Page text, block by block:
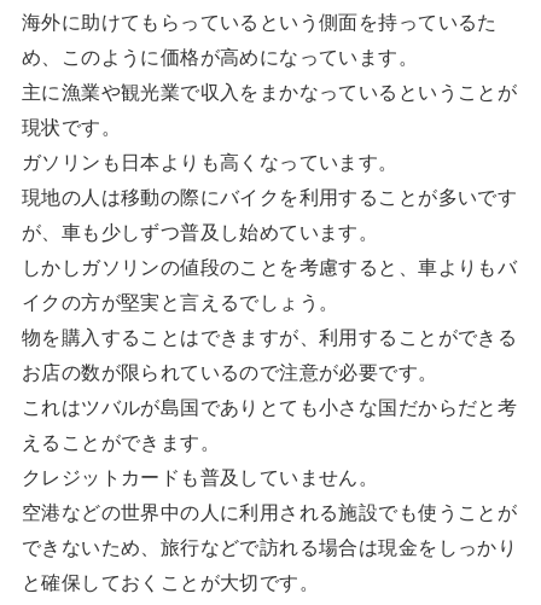
海外に助けてもらっているという側面を持っているた
め、このように価格が高めになっています。
主に漁業や観光業で収入をまかなっているということが
現状です。
ガソリンも日本よりも高くなっています。
現地の人は移動の際にバイクを利用することが多いです
が、車も少しずつ普及し始めています。
しかしガソリンの値段のことを考慮すると、車よりもバ
イクの方が堅実と言えるでしょう。
物を購入することはできますが、利用することができる
お店の数が限られているので注意が必要です。
これはツバルが島国でありとても小さな国だからだと考
えることができます。
クレジットカードも普及していません。
空港などの世界中の人に利用される施設でも使うことが
できないため、旅行などで訪れる場合は現金をしっかり
と確保しておくことが大切です。